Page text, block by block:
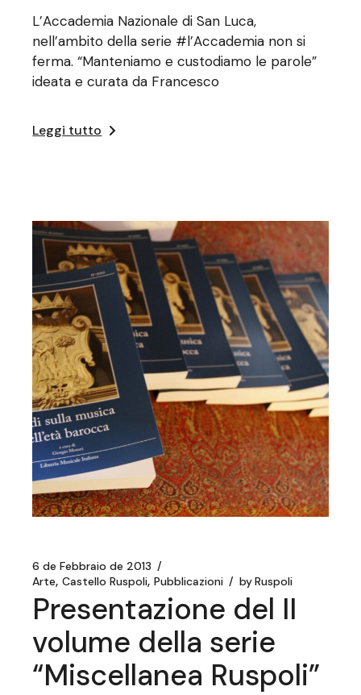
L’Accademia Nazionale di San Luca,
nell’ambito della serie #l’Accademia non si
ferma. “Manteniamo e custodiamo le parole”
ideata e curata da Francesco
Leggi tutto
6 de Febbraio de 2013
Arte Castello Ruspoli Pubblicazioni byRuspoli
Presentazione del II
volume della serie
“Miscellanea Ruspoli”